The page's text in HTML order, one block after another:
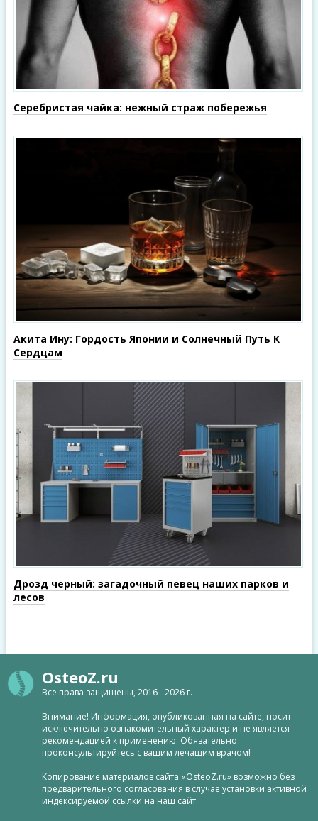
Серебристая чайка: нежный страж побережья
Акита Ину: Гордость Японии и Солнечный Путь К
Сердцам
Дрозд черный: загадочный певец наших парков и
лесов
OsteoZ.ru
Все права защищены, 2016 - 2026 г.
Внимание! Информация, опубликованная на сайте, носит
исключительно ознакомительный характер и не является
рекомендацией к применению. Обязательно
проконсультируйтесь с вашим лечащим врачом!
Копирование материалов сайта «OsteoZ.ru» возможно без
предварительного согласования в случае установки активной
индексируемой ссылки на наш сайт.